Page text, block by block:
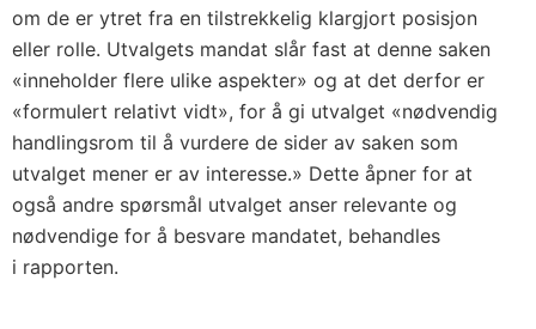
om de er ytret fra en tilstrekkelig klargjort posisjon
eller rolle. Utvalgets mandat slår fast at denne saken
«inneholder flere ulike aspekter» og at det derfor er
«formulert relativt vidt», for å gi utvalget «nødvendig
handlingsrom til å vurdere de sider av saken som
utvalget mener er av interesse.» Dette åpner for at
også andre spørsmål utvalget anser relevante og
nødvendige for å besvare mandatet, behandles
i rapporten.